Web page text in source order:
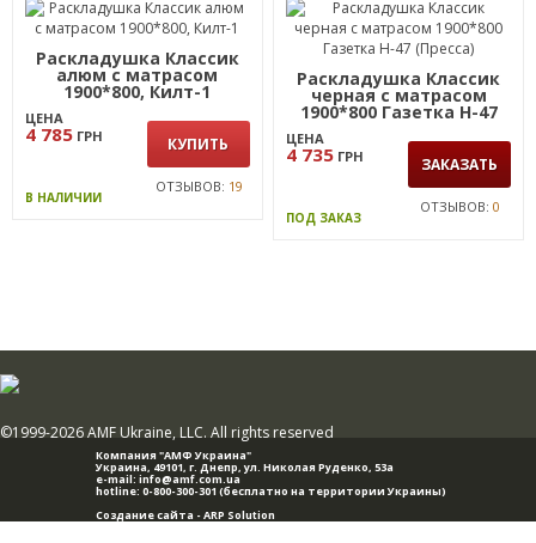
Раскладушка Классик
алюм с матрасом
1900*800, Килт-1
ЦЕНА
4 785 ГРН КУПИТЬ
В НАЛИЧИИ
ОТЗЫВОВ: 19
Раскладушка Классик
черная с матрасом
1900*800 Газетка Н-47
ЦЕНА
4 735 ГРН ЗАКАЗАТЬ
ПОД ЗАКАЗ
ОТЗЫВОВ: 0
Компания "АМФ Украина"
Украина, 49101, г. Днепр,ул. Николая Руденко, 53а
e-mail: info@amf.com.ua
hotline: 0-800-300-301 (бесплатно на территории Украины)
Создание сайта -ARP Solution
©1999-2026 AMF Ukraine, LLC. All rights reserved